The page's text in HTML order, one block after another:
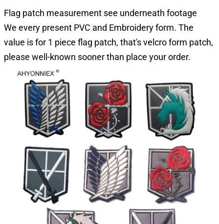
Flag patch measurement see underneath footage
We every present PVC and Embroidery form. The
value is for 1 piece flag patch, that's velcro form patch,
please well-known sooner than place your order.